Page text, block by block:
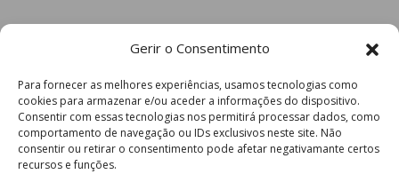
Gerir o Consentimento
Para fornecer as melhores experiências, usamos tecnologias como
cookies para armazenar e/ou aceder a informações do dispositivo.
Consentir com essas tecnologias nos permitirá processar dados, como
comportamento de navegação ou IDs exclusivos neste site. Não
consentir ou retirar o consentimento pode afetar negativamante certos
recursos e funções.